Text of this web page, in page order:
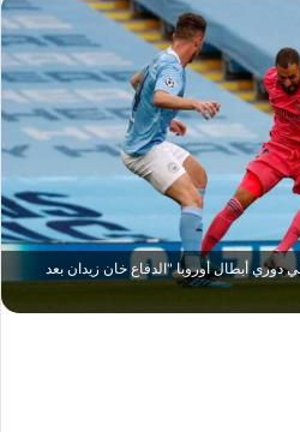
أبطال أوروبا "الدفاع خان زيدان بعد